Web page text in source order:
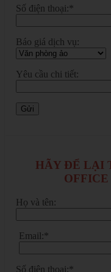
Số điện thoại:*
Báo giá dịch vụ:
Yêu cầu chi tiết:
HÃY ĐỂ LẠI
Họ và tên:
Email:*
Số điện thoại:*